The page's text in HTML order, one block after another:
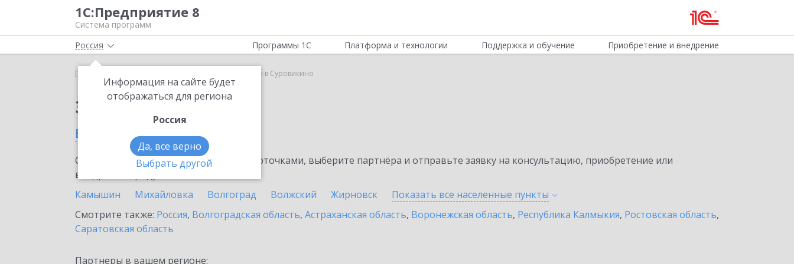
1С:Предприятие 8
Система программ
Россия
Информация на сайте будет
отображаться для региона
Россия
Да, все верно
Выбрать другой
Программы 1С Платформа и технологии Поддержка и обучение Приобретение и внедрение
Главная 1С-Товары в Суровикино
Заказать 1С-Товары
в Суровикино
Ознакомьтесь с информационными карточками, выберите партнёра и отправьте заявку на консультацию, приобретение или
внедрение продукта.
Камышин
Михайловка Волгоград Волжский Жирновск Показать все населенные пункты
Смотрите также: Россия, Волгоградская область, Астраханская область, Воронежская область, Республика Калмыкия, Ростовская область,
Саратовская область
Партнеры в вашем регионе: